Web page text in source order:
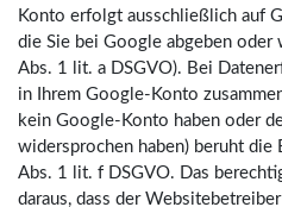
Konto erfolgt ausschließlich auf
die Sie bei Google abgeben
Abs. 1 lit. a DSGVO). Bei
in Ihrem Google-Konto
kein Google-Konto haben oder
widersprochen haben) beruht die
Abs. 1 lit. f DSGVO. Das
daraus, dass der